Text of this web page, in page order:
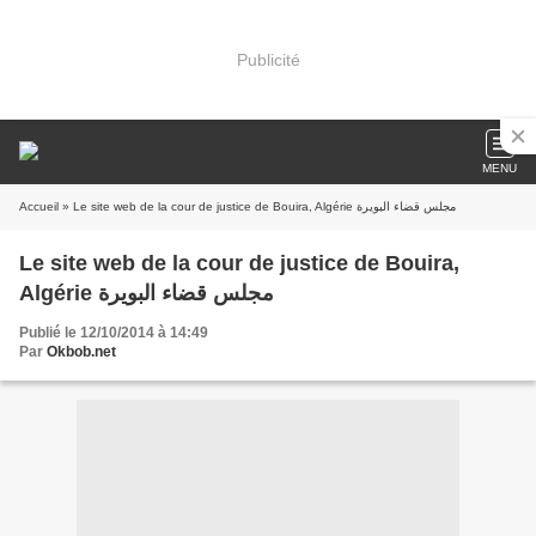
Publicité
MENU
Accueil » Le site web de la cour de justice de Bouira, Algérie مجلس قضاء البويرة
Le site web de la cour de justice de Bouira,
Algérie مجلس قضاء البويرة
Publié le 12/10/2014 à 14:49
Par Okbob.net